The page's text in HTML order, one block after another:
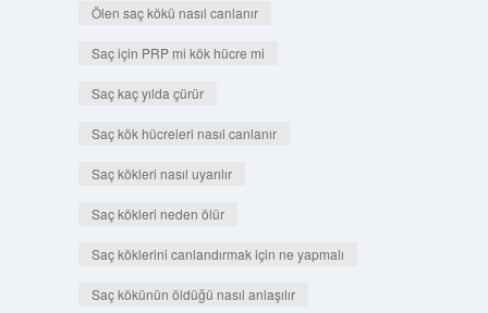
Ölen saç kökü nasıl canlanır
Saç için PRP mi kök hücre mi
Saç kaç yılda çürür
Saç kök hücreleri nasıl canlanır
Saç kökleri nasıl uyarılır
Saç kökleri neden ölür
Saç köklerini canlandırmak için ne yapmalı
Saç kökünün öldüğü nasıl anlaşılır